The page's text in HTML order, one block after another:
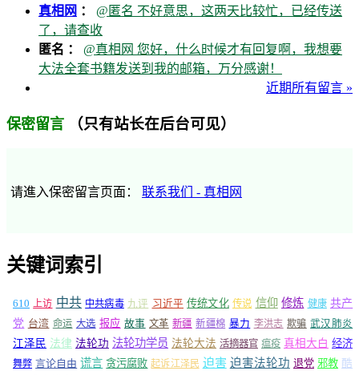
真相网 ： @匿名 不好意思，这两天比较忙，已经传送
了，请查收
匿名 ： @真相网 您好，什么时候才有回复啊，我想要
大法全套书籍发送到我的邮箱，万分感谢！
近期所有留言 »
保密留言 （只有站长在后台可见）
请進入保密留言页面： 联系我们 - 真相网
关键词索引
610 上访 中共 中共病毒 九评 习近平 传统文化 传说 信仰 修炼 健康 共产
党 台湾 命运 大选 报应 故事 文革 新疆 新疆棉 暴力 李洪志 欺骗 武汉肺炎
江泽民 法律 法轮功 法轮功学员 法轮大法 活摘器官 瘟疫 真相大白 经济
舞弊 言论自由 谎言 贪污腐败 起诉江泽民 迫害 迫害法轮功 退党 邪教 酷